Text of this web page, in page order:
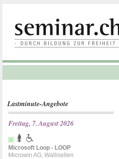
Lastminute-Angebote
Freitag, 7. August 2026
Microsoft Loop - LOOP
Microwin AG, Wallisellen